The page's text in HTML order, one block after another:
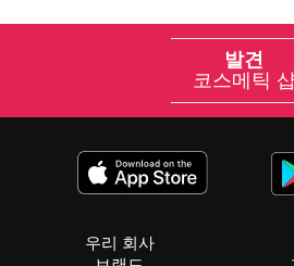
발견
코스메틱
우리 회사